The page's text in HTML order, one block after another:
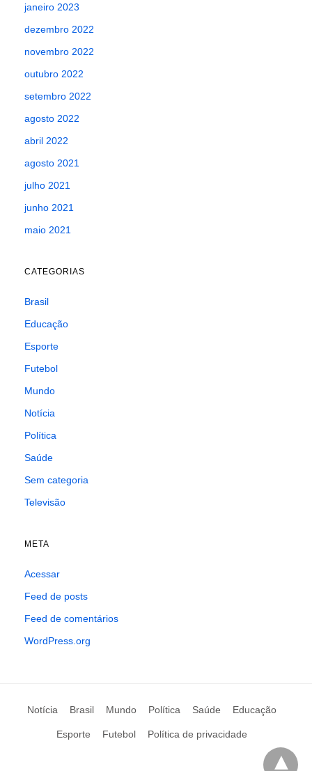
janeiro 2023
dezembro 2022
novembro 2022
outubro 2022
setembro 2022
agosto 2022
abril 2022
agosto 2021
julho 2021
junho 2021
maio 2021
CATEGORIAS
Brasil
Educação
Esporte
Futebol
Mundo
Notícia
Política
Saúde
Sem categoria
Televisão
META
Acessar
Feed de posts
Feed de comentários
WordPress.org
Notícia Brasil Mundo Política Saúde Educação
Esporte Futebol Política de privacidade